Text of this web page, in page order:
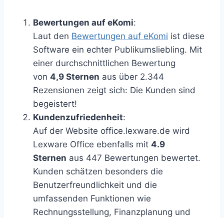
Bewertungen auf eKomi:
Laut den Bewertungen auf eKomi ist diese
Software ein echter Publikumsliebling. Mit
einer durchschnittlichen Bewertung
von 4,9 Sternen aus über 2.344
Rezensionen zeigt sich: Die Kunden sind
begeistert!
Kundenzufriedenheit:
Auf der Website office.lexware.de wird
Lexware Office ebenfalls mit 4.9
Sternen aus 447 Bewertungen bewertet.
Kunden schätzen besonders die
Benutzerfreundlichkeit und die
umfassenden Funktionen wie
Rechnungsstellung, Finanzplanung und